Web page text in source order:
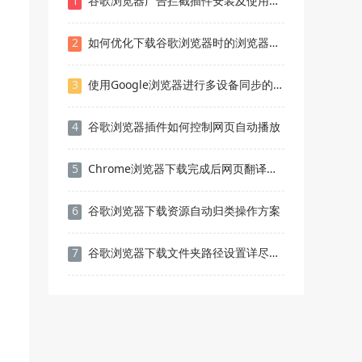
2 如何优化下载谷歌浏览器时的浏览器性能设置
3 使用Google浏览器进行多设备同步的步骤
4 谷歌浏览器插件如何控制网页自动播放
5 Chrome浏览器下载完成后网页翻译快捷操作教程
6 谷歌浏览器下载资源自动归类操作方案
7 谷歌浏览器下载文件夹路径设置详尽操作